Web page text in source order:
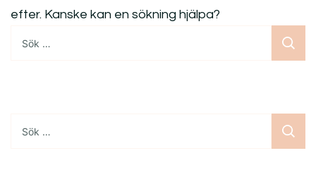
efter. Kanske kan en sökning hjälpa?
efter:
efter: